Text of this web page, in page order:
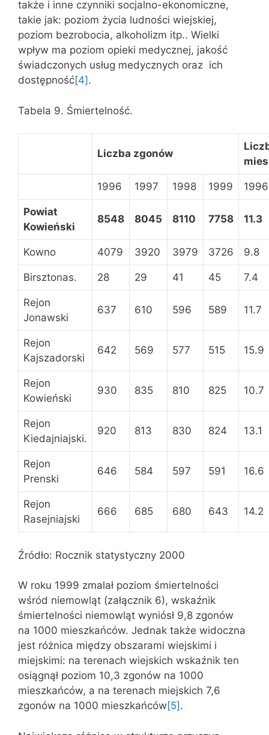
także i inne czynniki socjalno-ekonomiczne,
takie jak: poziom życia ludności wiejskiej,
poziom bezrobocia, alkoholizm itp.. Wielki
wpływ ma poziom opieki medycznej, jakość
świadczonych usług medycznych oraz ich
dostępność[4] .
Tabela 9. Śmiertelność.
Liczba zgonów
1996 1997 1998 1999 1996
Powiat
Kowieński
8548 8045 8110 7758 11.3
Kowno 4079 3920 3979 3726 9.8
Birsztonas. 28 29 41 45 7.4
Rejon
Jonawski
637 610 596 589 11.7
Rejon
Kajszadorski
642 569 577 515 15.9
Rejon
Kowieński
930 835 810 825 10.7
Rejon
Kiedajniajski.
920 813 830 824 13.1
Rejon
Prenski
646 584 597 591 16.6
Rejon
Rasejniajski
666 685 680 643 14.2
Źródło: Rocznik statystyczny 2000
W roku 1999 zmalał poziom śmiertelności
wśród niemowląt (załącznik 6), wskaźnik
śmiertelności niemowląt wyniósł 9,8 zgonów
na 1000 mieszkańców. Jednak także widoczna
jest różnica między obszarami wiejskimi i
miejskimi: na terenach wiejskich wskaźnik ten
osiągnął poziom 10,3 zgonów na 1000
mieszkańców, a na terenach miejskich 7,6
zgonów na 1000 mieszkańców [5] .